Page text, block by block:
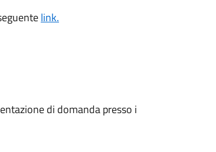
link.
di domanda presso i